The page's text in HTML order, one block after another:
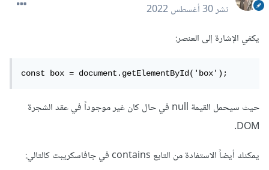
نشر30 أغسطس 2022
يكفي الإشارة إلى العنصر:
const box = document.getElementById('box');
حيث سيحمل القيمة null في حال كان غير موجوداً في عقد الشجرة
DOM.
يمكنك أيضاً الاستفادة من التابع contains في جافاسكريبت كالتالي: